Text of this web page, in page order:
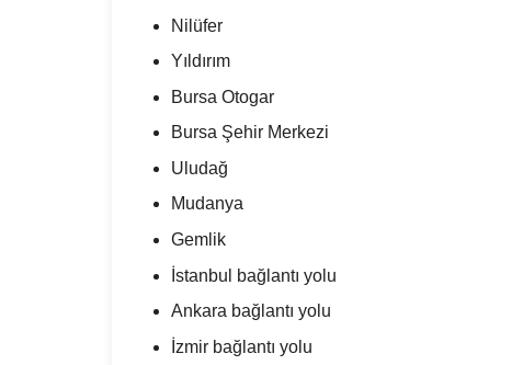
Nilüfer
Yıldırım
Bursa Otogar
Bursa Şehir Merkezi
Uludağ
Mudanya
Gemlik
İstanbul bağlantı yolu
Ankara bağlantı yolu
İzmir bağlantı yolu